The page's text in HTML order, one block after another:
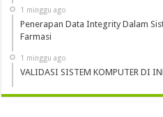
1 minggu ago
Penerapan Data Integrity Dalam
Farmasi
1 minggu ago
VALIDASI SISTEM KOMPUTER DI